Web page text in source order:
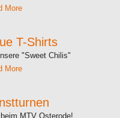
More
T-Shirts
"Sweet Chilis"
More
beim MTV Osterode!